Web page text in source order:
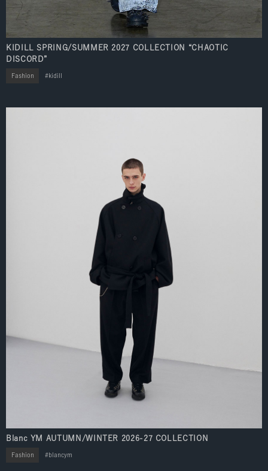
KIDILL SPRING/SUMMER 2027 COLLECTION “CHAOTIC
DISCORD”
Fashion kidill
Blanc YM AUTUMN/WINTER 2026-27 COLLECTION
Fashion blancym